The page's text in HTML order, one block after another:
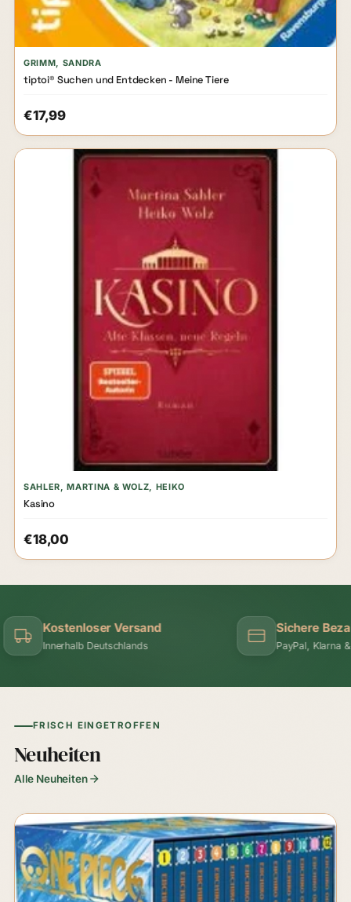
GRIMM, SANDRA
tiptoi® Suchen und Entdecken - Meine Tiere
€17,99
SAHLER, MARTINA & WOLZ, HEIKO
Kasino
€18,00
Kostenloser Versand
Innerhalb Deutschlands
Sichere
PayPal, Klarna &
FRISCH EINGETROFFEN
Neuheiten
Alle Neuheiten